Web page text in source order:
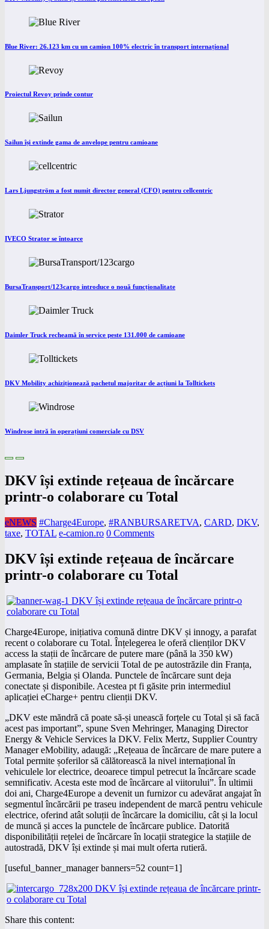
Blue River: 26.123 km cu un camion 100% electric în transport internațional
Proiectul Revoy prinde contur
Sailun își extinde gama de anvelope pentru camioane
Lars Ljungström a fost numit director general (CFO) pentru cellcentric
IVECO Strator se întoarce
BursaTransport/123cargo introduce o nouă funcționalitate
Daimler Truck recheamă în service peste 131.000 de camioane
DKV Mobility achiziționează pachetul majoritar de acțiuni la Tolltickets
Windrose intră în operațiuni comerciale cu DSV
DKV își extinde rețeaua de încărcare
printr-o colaborare cu Total
eNEWS #Charge4Europe, #RANBURSARETVA, CARD, DKV,
taxe, TOTAL e-camion.ro 0 Comments
DKV își extinde rețeaua de încărcare
printr-o colaborare cu Total
Charge4Europe, inițiativa comună dintre DKV și innogy, a parafat
recent o colaborare cu Total. Înțelegerea le oferă clienților DKV
access la stații de încărcare de putere mare (până la 350 kW)
amplasate în stațiile de servicii Total de pe autostrăzile din Franța,
Germania, Belgia și Olanda. Punctele de încărcare sunt deja
conectate și disponibile. Acestea pt fi găsite prin intermediul
aplicației eCharge+ pentru clienții DKV.
„DKV este măndră că poate să-și unească forțele cu Total și să facă
acest pas important”, spune Sven Mehringer, Managing Director
Energy & Vehicle Services la DKV. Felix Mertz, Supplier Country
Manager eMobility, adaugă: „Rețeaua de încărcare de mare putere a
Total permite șoferilor să călătorească la nivel internațional în
vehiculele lor electrice, deoarece timpul petrecut la încărcare scade
semnificativ. Acesta este mod de încărcare al viitorului”. În ultimii
doi ani, Charge4Europe a devenit un furnizor cu adevărat angajat în
segmentul încărcării pe traseu independent de marcă pentru vehicule
electrice, oferind atât soluții de încărcare la domiciliu, cât și la locul
de muncă și acces la punctele de încărcare publice. Datorită
disponibilității rețelei de încărcare în locații strategice la stațiile de
autostradă, DKV își extinde și mai mult oferta rutieră.
[useful_banner_manager banners=52 count=1]
Share this content: